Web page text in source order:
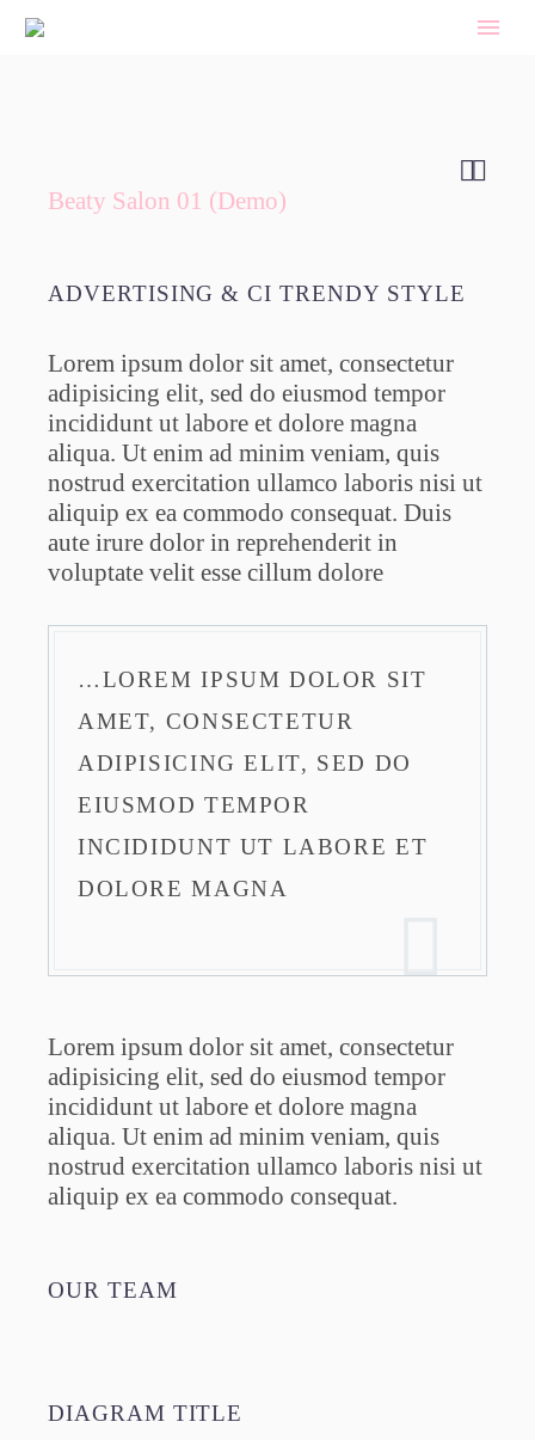

Beaty Salon 01 (Demo)
ADVERTISING & CI TRENDY STYLE
Lorem ipsum dolor sit amet, consectetur
adipisicing elit, sed do eiusmod tempor
incididunt ut labore et dolore magna
aliqua. Ut enim ad minim veniam, quis
nostrud exercitation ullamco laboris nisi ut
aliquip ex ea commodo consequat. Duis
aute irure dolor in reprehenderit in
voluptate velit esse cillum dolore
…LOREM IPSUM DOLOR SIT
AMET, CONSECTETUR
ADIPISICING ELIT, SED DO
EIUSMOD TEMPOR
INCIDIDUNT UT LABORE ET
DOLORE MAGNA
Lorem ipsum dolor sit amet, consectetur
adipisicing elit, sed do eiusmod tempor
incididunt ut labore et dolore magna
aliqua. Ut enim ad minim veniam, quis
nostrud exercitation ullamco laboris nisi ut
aliquip ex ea commodo consequat.
OUR TEAM
DIAGRAM TITLE